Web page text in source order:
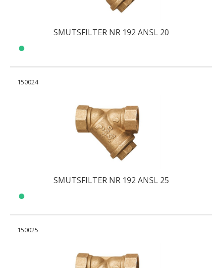
SMUTSFILTER NR 192 ANSL 20
150024
SMUTSFILTER NR 192 ANSL 25
150025